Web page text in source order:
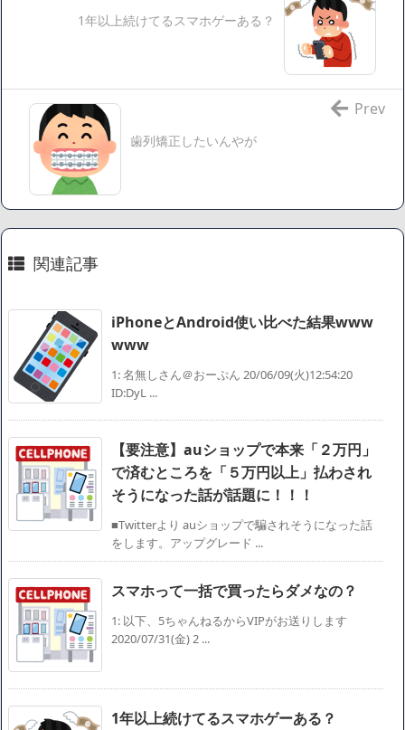
【愕然】ワイ「豚バラ220gカリッカリになるまで焼いて重さ
調べたろww(2割3割減ったら御の字やろなあww)」→結
果・・・・・・・・・・・・・・・・・・・
【悲報】ジェネリック医薬品、4割が承認書と異なる製造だ
ったことが発覚「衝撃的な数字だ」
【速報】楽天グループ、減損損失約160億円と約700億円の繰
延税金資産の取崩し
【悲報】読売新聞、「避難所の自販機が壊されて窃盗され
1年以上続けてるスマホゲーある？
歯列矯正したいんやが
Prev
関連記事
iPhoneとAndroid使い比べた結果www
www
1: 名無しさん＠おーぷん 20/06/09(火)12:54:20
ID:DyL ...
【要注意】auショップで本来「２万円」
で済むところを「５万円以上」払わされ
そうになった話が話題に！！！
■Twitterより auショップで騙されそうになった話
をします。アップグレード ...
スマホって一括で買ったらダメなの？
1: 以下、5ちゃんねるからVIPがお送りします
2020/07/31(金) 2 ...
1年以上続けてるスマホゲーある？